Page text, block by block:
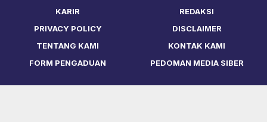
KARIR
REDAKSI
PRIVACY POLICY
DISCLAIMER
TENTANG KAMI
KONTAK KAMI
FORM PENGADUAN
PEDOMAN MEDIA SIBER